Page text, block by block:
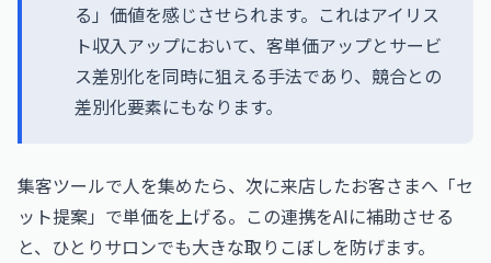
る」価値を感じさせられます。これはアイリス
ト収入アップにおいて、客単価アップとサービ
ス差別化を同時に狙える手法であり、競合との
差別化要素にもなります。
集客ツールで人を集めたら、次に来店したお客さまへ「セ
ット提案」で単価を上げる。この連携をAIに補助させる
と、ひとりサロンでも大きな取りこぼしを防げます。